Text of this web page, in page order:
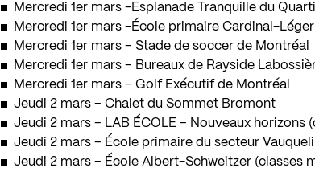
Mercredi 1er mars -Esplanade Tranquille du
Mercredi 1er mars -École primaire Cardinal-Léger
Mercredi 1er mars – Stade de soccer de Montréal
Mercredi 1er mars – Bureaux de Rayside
Mercredi 1er mars – Golf Exécutif de Montréal
Jeudi 2 mars – Chalet du Sommet Bromont
Jeudi 2 mars – LAB ÉCOLE – Nouveaux horizons
Jeudi 2 mars – École primaire du secteur
Jeudi 2 mars – École Albert-Schweitzer (classes